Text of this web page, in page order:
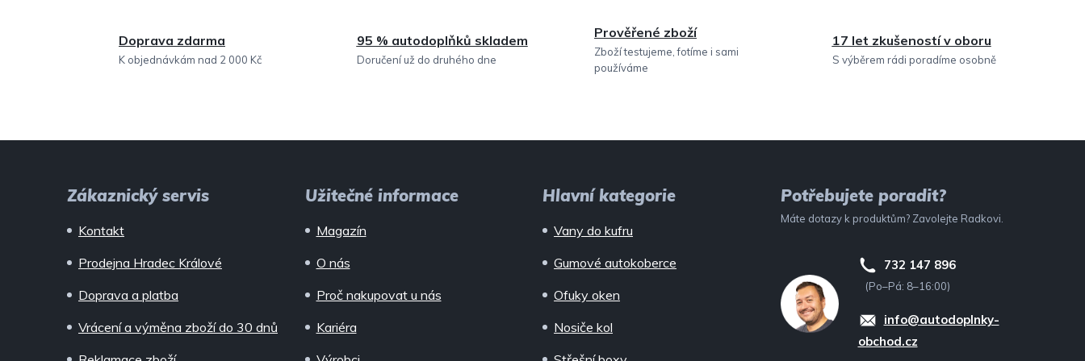
Doprava zdarma
K objednávkám nad 2 000 Kč
95 % autodoplňků skladem
Doručení už do druhého dne
Prověřené zboží
Zboží testujeme, fotíme i sami
používáme
17 let zkušeností v oboru
S výběrem rádi poradíme osobně
Zákaznický servis
Kontakt
Prodejna Hradec Králové
Doprava a platba
Vrácení a výměna zboží do 30 dnů
Užitečné informace
Magazín
O nás
Proč nakupovat u nás
Kariéra
Hlavní kategorie
Vany do kufru
Gumové autokoberce
Ofuky oken
Nosiče kol
Potřebujete poradit?
Máte dotazy k produktům? Zavolejte Radkovi.
732 147 896
(Po–Pá: 8–16:00)
info@autodoplnky-
obchod.cz